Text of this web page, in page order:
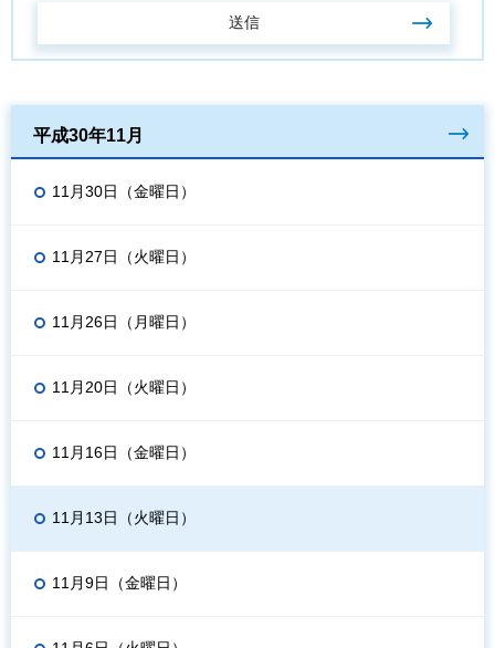
平成30年11月
11月30日（金曜日）
11月27日（火曜日）
11月26日（月曜日）
11月20日（火曜日）
11月16日（金曜日）
11月13日（火曜日）
11月9日（金曜日）